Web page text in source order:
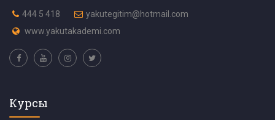
444 5 418
yakutegitim@hotmail.com
www.yakutakademi.com
Курсы